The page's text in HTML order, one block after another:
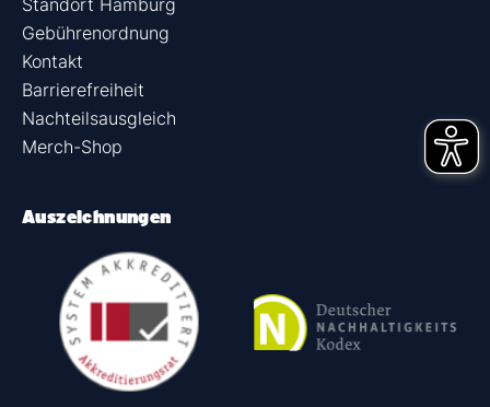
Standort Hamburg
Gebührenordnung
Kontakt
Barrierefreiheit
Nachteilsausgleich
Merch-Shop
Auszeichnungen